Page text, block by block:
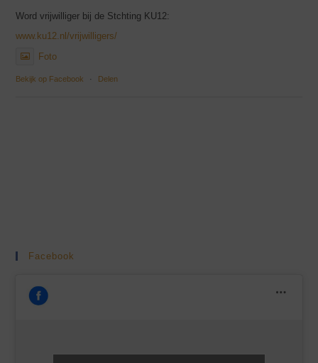
Word vrijwilliger bij de Stchting KU12:
www.ku12.nl/vrijwilligers/
Foto
Bekijk op Facebook · Delen
Facebook